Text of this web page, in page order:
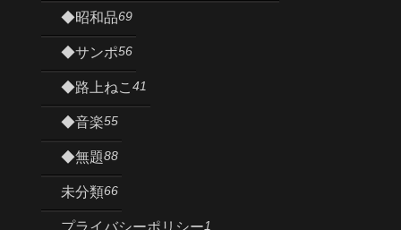
◆昭和品69
◆サンポ56
◆路上ねこ41
◆音楽55
◆無題88
未分類66
1